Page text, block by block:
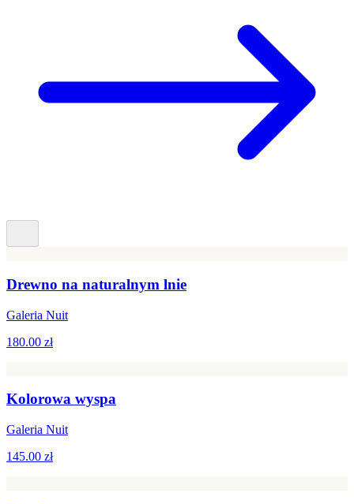
Drewno na naturalnym lnie
Galeria Nuit
180.00 zł
Kolorowa wyspa
Galeria Nuit
145.00 zł